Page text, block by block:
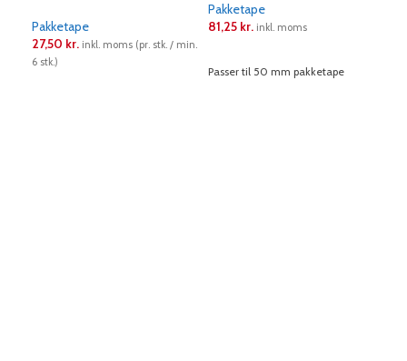
Pakketape
27,50 kr. inkl. moms (pr. stk. / min.
6 stk.)
Pakketape
81,25 kr. inkl. moms
Passer til 50 mm pakketape